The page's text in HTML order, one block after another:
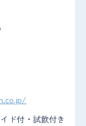
ド付・試飲付き